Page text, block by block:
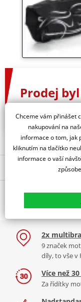
Prodej
Nejoblíbenější
PLACHTA NA
AQUATEX S
(ČERNÁ/
Popis a parametry
Jsme autorizovaný
dealer značky
Vnitřní plachta na
Plachta ušitá přímo na
strečového materiálu s
Moto Guzzi. Plachta
prachu při
2x
9 značek
díly, to vše v
Více než
Za řídítky
Chceme vám přinášet
nakupování na
informace o tom, jak
kliknutím na tlačítko
informace o vaší